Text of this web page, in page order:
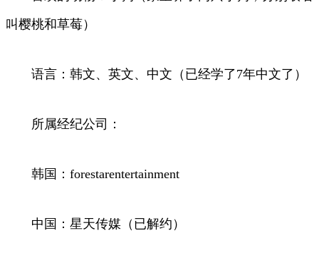
叫樱桃和草莓）
语言：韩文、英文、中文（已经学了7年中文了）
所属经纪公司：
韩国：forestarentertainment
中国：星天传媒（已解约）